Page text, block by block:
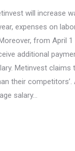
will increase
expenses on
from April
additional
Metinvest claims
their
salary…